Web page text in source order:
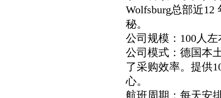
Wolfsburg总部近12
秘。
公司规模： 100人左
公司模式：德国本
了采购效率。提供
心。
航班周期：每天安